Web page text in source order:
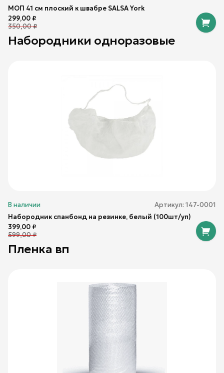
МОП 41 см плоский к швабре SALSA York
299,00₽
350,00₽
Набородники одноразовые
В наличии Артикул: 147-0001
Набородник cпанбонд на резинке, белый (100шт/уп)
399,00₽
599,00₽
Пленка вп